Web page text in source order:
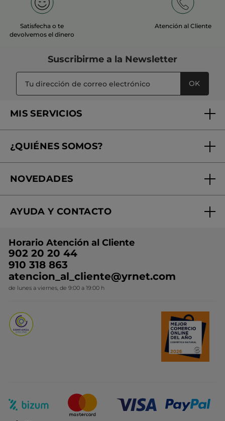
Satisfecha o te
devolvemos el dinero
Atención al Cliente
Suscribirme a la Newsletter
OK
MIS SERVICIOS
Tratamientos de Belleza
Mi club Yves Rocher
¿QUIÉNES SOMOS?
¿Quiénes somos?
Nuestros compromisos
Conviértete en Franquiciada
NOVEDADES
Rebajas
Ideas de Regalo
Colección Monoi
Novedades del mes
AYUDA Y CONTACTO
Contacto
Horario Atención al Cliente
902 20 20 44
910 318 863
atencion_al_cliente@yrnet.com
de lunes a viernes, de 9:00 a 19:00 h